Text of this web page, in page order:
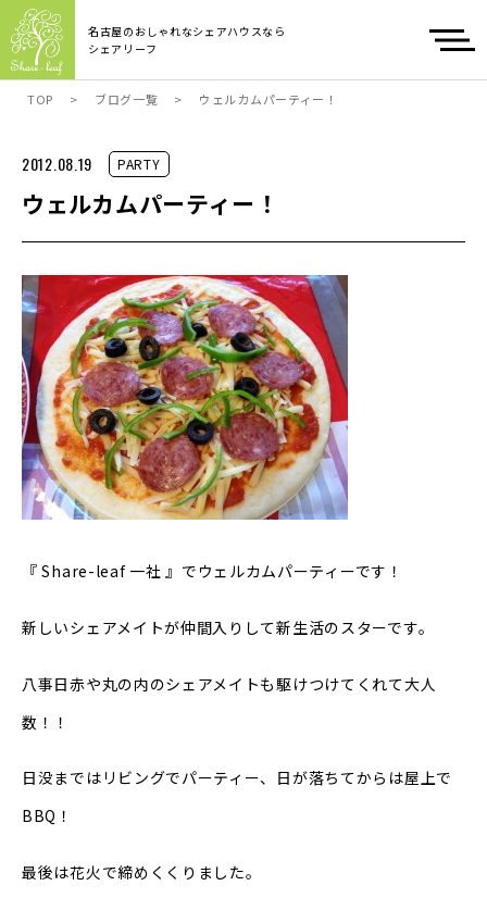
名古屋のおしゃれなシェアハウスなら
シェアリーフ
TOP > ブログ一覧 > ウェルカムパーティー！
2012.08.19 PARTY
ウェルカムパーティー！
『 Share-leaf 一社 』でウェルカムパーティーです！
新しいシェアメイトが仲間入りして新生活のスターです。
八事日赤や丸の内のシェアメイトも駆けつけてくれて大人
数！！
日没まではリビングでパーティー、日が落ちてからは屋上で
BBQ！
最後は花火で締めくくりました。